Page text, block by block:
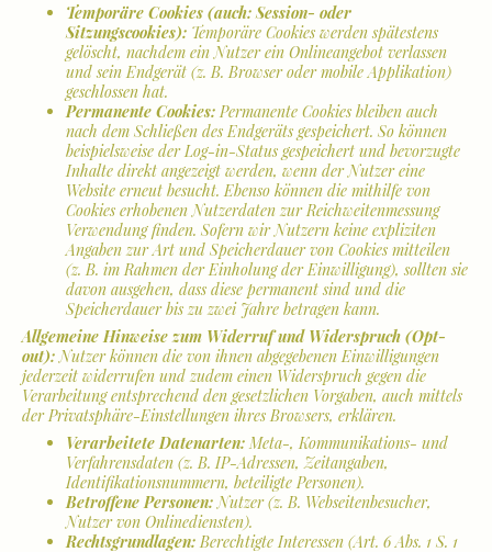
Temporäre Cookies (auch: Session- oder
Sitzungscookies): Temporäre Cookies werden spätestens
gelöscht, nachdem ein Nutzer ein Onlineangebot verlassen
und sein Endgerät (z. B. Browser oder mobile Applikation)
geschlossen hat.
Permanente Cookies: Permanente Cookies bleiben auch
nach dem Schließen des Endgeräts gespeichert. So können
beispielsweise der Log-in-Status gespeichert und bevorzugte
Inhalte direkt angezeigt werden, wenn der Nutzer eine
Website erneut besucht. Ebenso können die mithilfe von
Cookies erhobenen Nutzerdaten zur Reichweitenmessung
Verwendung finden. Sofern wir Nutzern keine expliziten
Angaben zur Art und Speicherdauer von Cookies mitteilen
(z. B. im Rahmen der Einholung der Einwilligung), sollten sie
davon ausgehen, dass diese permanent sind und die
Speicherdauer bis zu zwei Jahre betragen kann.
Allgemeine Hinweise zum Widerruf und Widerspruch (Opt-
out): Nutzer können die von ihnen abgegebenen Einwilligungen
jederzeit widerrufen und zudem einen Widerspruch gegen die
Verarbeitung entsprechend den gesetzlichen Vorgaben, auch mittels
der Privatsphäre-Einstellungen ihres Browsers, erklären.
Verarbeitete Datenarten: Meta-, Kommunikations- und
Verfahrensdaten (z. B. IP-Adressen, Zeitangaben,
Identifikationsnummern, beteiligte Personen).
Betroffene Personen: Nutzer (z. B. Webseitenbesucher,
Nutzer von Onlinediensten).
Rechtsgrundlagen: Berechtigte Interessen (Art. 6 Abs. 1 S. 1